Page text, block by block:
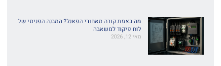
מה באמת קורה מאחורי הפאנל? המבנה הפנימי של
לוח פיקוד למשאבה
מאי 12, 2026